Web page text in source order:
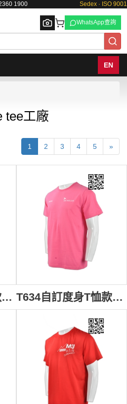
1900 Sedex · ISO 9001
WhatsApp查詢
EN
tee工廠
1 2 3 4 5 »
T635設計個人T恤款式 自訂LOGO印花T恤款式 電腦行業T恤 製作T恤款式 T恤製造商 黃色 T634自訂度身T恤款式 訂做LOGOT恤款式 投資行業 金融機構 T恤 設計T恤款式 T恤製衣廠 粉色